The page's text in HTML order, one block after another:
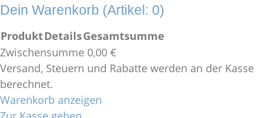
Dein Warenkorb (Artikel: 0)
Produkte
im
Warenkorb
ProduktDetailsGesamtsumme
Zwischensumme 0,00 €
Versand, Steuern und Rabatte werden an der Kasse
berechnet.
Warenkorb anzeigen